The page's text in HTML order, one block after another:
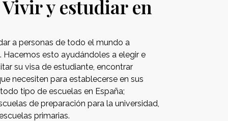
y estudiar en
a personas de todo el mundo a
Hacemos esto ayudándoles a elegir e
su visa de estudiante, encontrar
necesiten para establecerse en sus
tipo de escuelas en España;
de preparación para la universidad,
primarias.